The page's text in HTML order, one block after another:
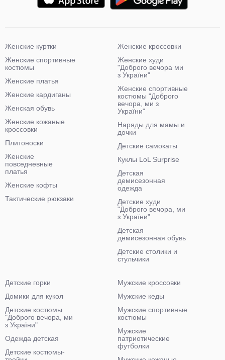
Женские куртки
Женские спортивные
костюмы
Женские платья
Женские кардиганы
Женская обувь
Женские кожаные
кроссовки
Плитоноски
Женские
повседневные
платья
Женские кофты
Тактические рюкзаки
Женские кроссовки
Женские худи
"Доброго вечора ми
з України"
Женские спортивные
костюмы "Доброго
вечора, ми з
України"
Наряды для мамы и
дочки
Детские самокаты
Куклы LoL Surprise
Детская
демисезонная
одежда
Детские худи
"Доброго вечора, ми
з України"
Детская
демисезонная обувь
Детские столики и
стульчики
Детские горки
Домики для кукол
Детские костюмы
"Доброго вечора, ми
з України"
Одежда детская
Детские костюмы-
Мужские кроссовки
Мужские кеды
Мужские спортивные
костюмы
Мужские
патриотические
футболки